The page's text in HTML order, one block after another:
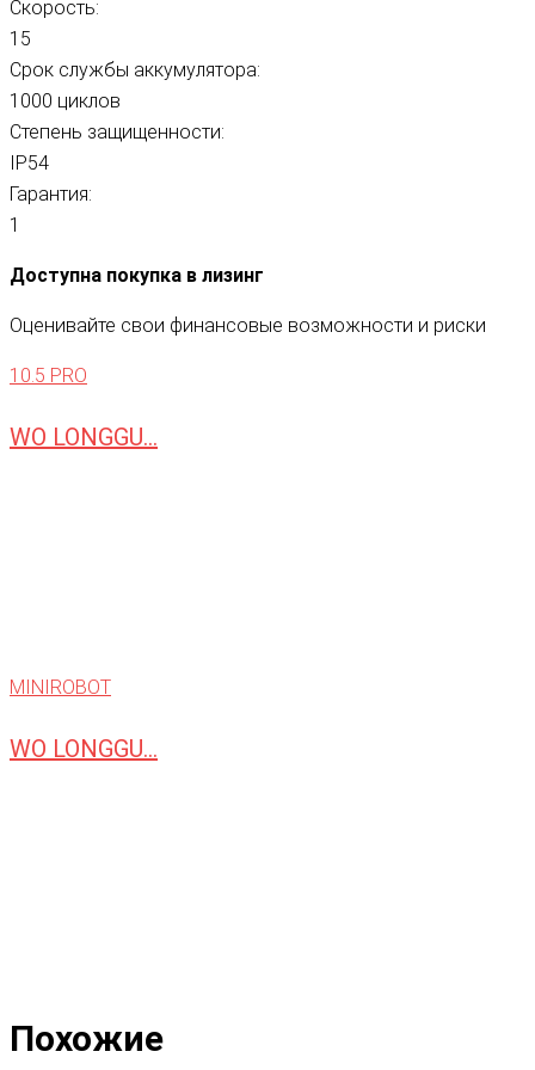
Скорость:
15
Срок службы аккумулятора:
1000 циклов
Степень защищенности:
IP54
Гарантия:
1
Доступна покупка в лизинг
Оценивайте свои финансовые возможности и риски
10.5 PRO
WO LONGGU...
MINIROBOT
WO LONGGU...
Похожие